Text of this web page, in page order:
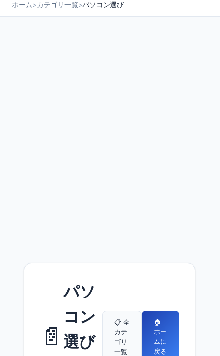
ホーム>カテゴリ一覧>パソコン選び
📄
パソ
コン
選び
📋 全
カテ
ゴリ
一覧
🏠
ホー
ムに
戻る